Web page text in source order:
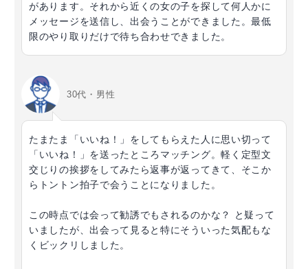
があります。それから近くの女の子を探して何人かに
メッセージを送信し、出会うことができました。最低
限のやり取りだけで待ち合わせできました。
30代・男性
たまたま「いいね！」をしてもらえた人に思い切って
「いいね！」を送ったところマッチング。軽く定型文
交じりの挨拶をしてみたら返事が返ってきて、そこか
らトントン拍子で会うことになりました。
この時点では会って勧誘でもされるのかな？ と疑って
いましたが、出会って見ると特にそういった気配もな
くビックリしました。